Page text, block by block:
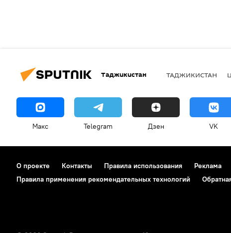
Таджикистан ТАДЖИКИСТАН
Макс Telegram Дзен VK
О проекте Контакты Правила использования Реклама
Правила применения рекомендательных технологий